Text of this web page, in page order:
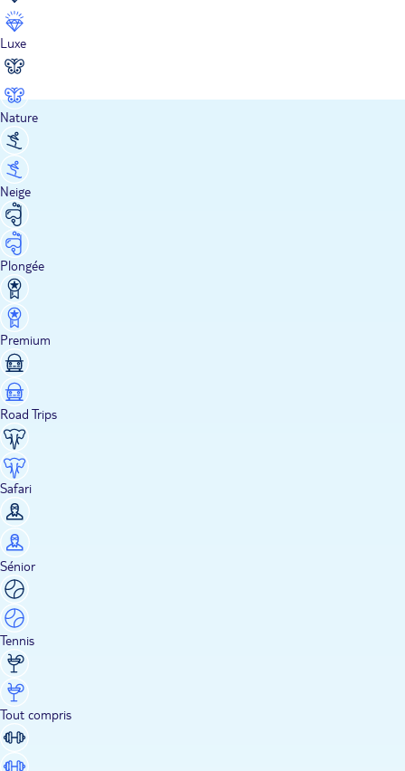
Luxe
Nature
Neige
Plongée
Premium
Road Trips
Safari
Sénior
Tennis
Tout compris